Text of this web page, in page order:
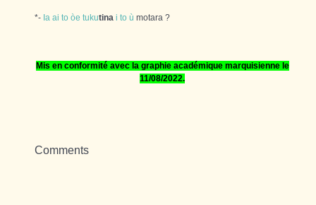
*- Ia ai to òe tukutina i to ù motara ?
Mis en conformité avec la graphie académique marquisienne le
11/08/2022.
Comments